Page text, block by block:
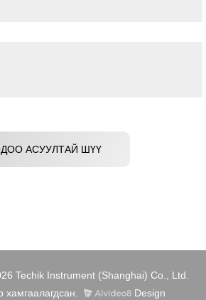
АСУУЛТАЙ ШҮҮ
Techik Instrument (Shanghai) Co., Ltd.
хамгаалагдсан.
Design